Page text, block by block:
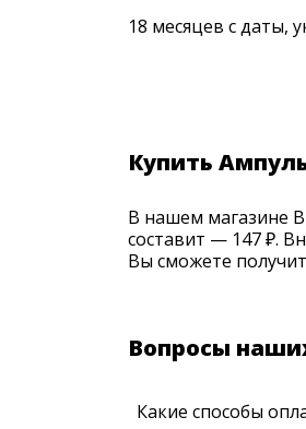
18 месяцев с даты,
Купить
В нашем магазине
составит — 147 ₽.
Вы сможете
Вопросы
Какие способы